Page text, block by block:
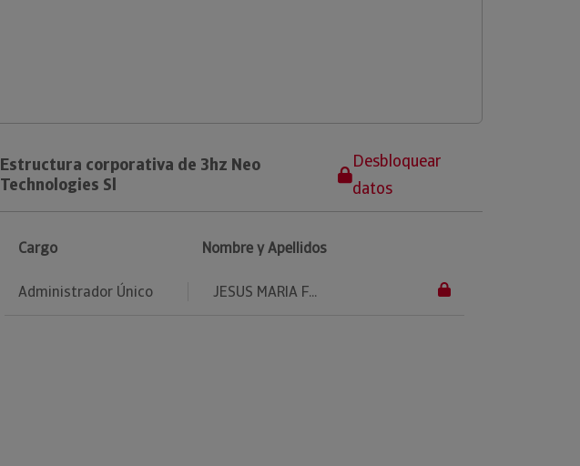
Estructura corporativa de 3hz Neo
Technologies Sl
Desbloquear
datos
Cargo Nombre y Apellidos
Administrador Único JESUS MARIA F...